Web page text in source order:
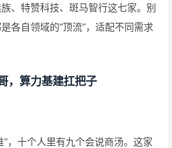
、特赞科技、斑马智行这七家。别
各自领域的“顶流”，适配不同需求
，算力基建扛把子
，十个人里有九个会说商汤。这家